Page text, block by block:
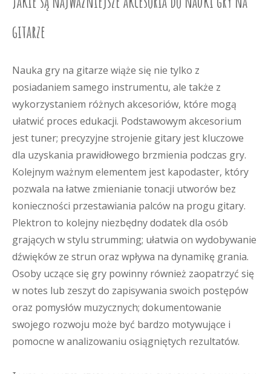
gitarze
Nauka gry na gitarze wiąże się nie tylko z
posiadaniem samego instrumentu, ale także z
wykorzystaniem różnych akcesoriów, które mogą
ułatwić proces edukacji. Podstawowym akcesorium
jest tuner; precyzyjne strojenie gitary jest kluczowe
dla uzyskania prawidłowego brzmienia podczas gry.
Kolejnym ważnym elementem jest kapodaster, który
pozwala na łatwe zmienianie tonacji utworów bez
konieczności przestawiania palców na progu gitary.
Plektron to kolejny niezbędny dodatek dla osób
grających w stylu strumming; ułatwia on wydobywanie
dźwięków ze strun oraz wpływa na dynamikę grania.
Osoby uczące się gry powinny również zaopatrzyć się
w notes lub zeszyt do zapisywania swoich postępów
oraz pomysłów muzycznych; dokumentowanie
swojego rozwoju może być bardzo motywujące i
pomocne w analizowaniu osiągniętych rezultatów.